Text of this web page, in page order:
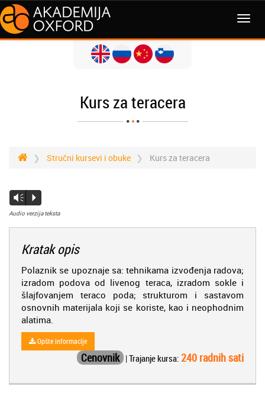
Kurs za teracera
Stručni kursevi i obuke Kurs za teracera
Vm
P
Audio verzija teksta
Kratak opis
Polaznik se upoznaje sa: tehnikama izvođenja radova;
izradom podova od livenog teraca, izradom sokle i
šlajfovanjem teraco poda; strukturom i sastavom
osnovnih materijala koji se koriste, kao i neophodnim
alatima.
Opšte informacije
Cenovnik | Trajanje kursa: 240 radnih sati